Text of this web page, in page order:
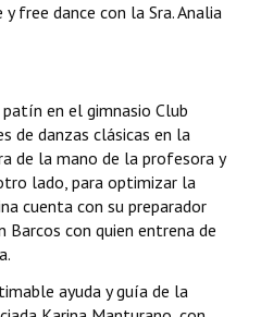
free dance con la Sra. Analia
en el gimnasio Club
de danzas clásicas en la
de la mano de la profesora y
lado, para optimizar la
cuenta con su preparador
Barcos con quien entrena de
ayuda y guía de la